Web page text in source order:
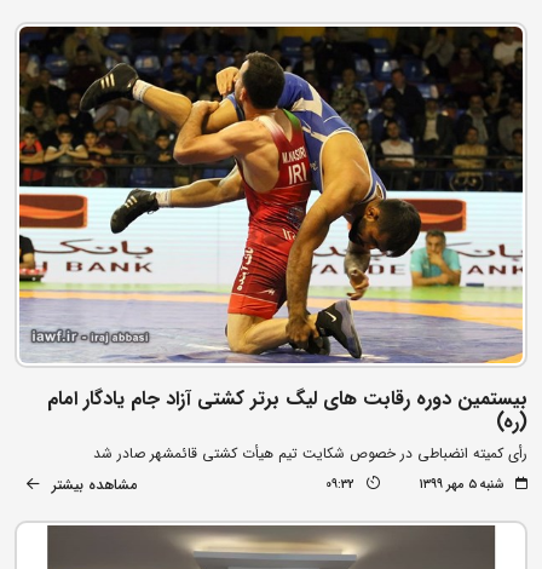
بیستمین دوره رقابت های لیگ برتر کشتی آزاد جام یادگار امام
(ره)
رأی کمیته انضباطی در خصوص شکایت تیم هیأت کشتی قائمشهر صادر شد
شنبه ۵ مهر ۱۳۹۹ 09:32 مشاهده بیشتر